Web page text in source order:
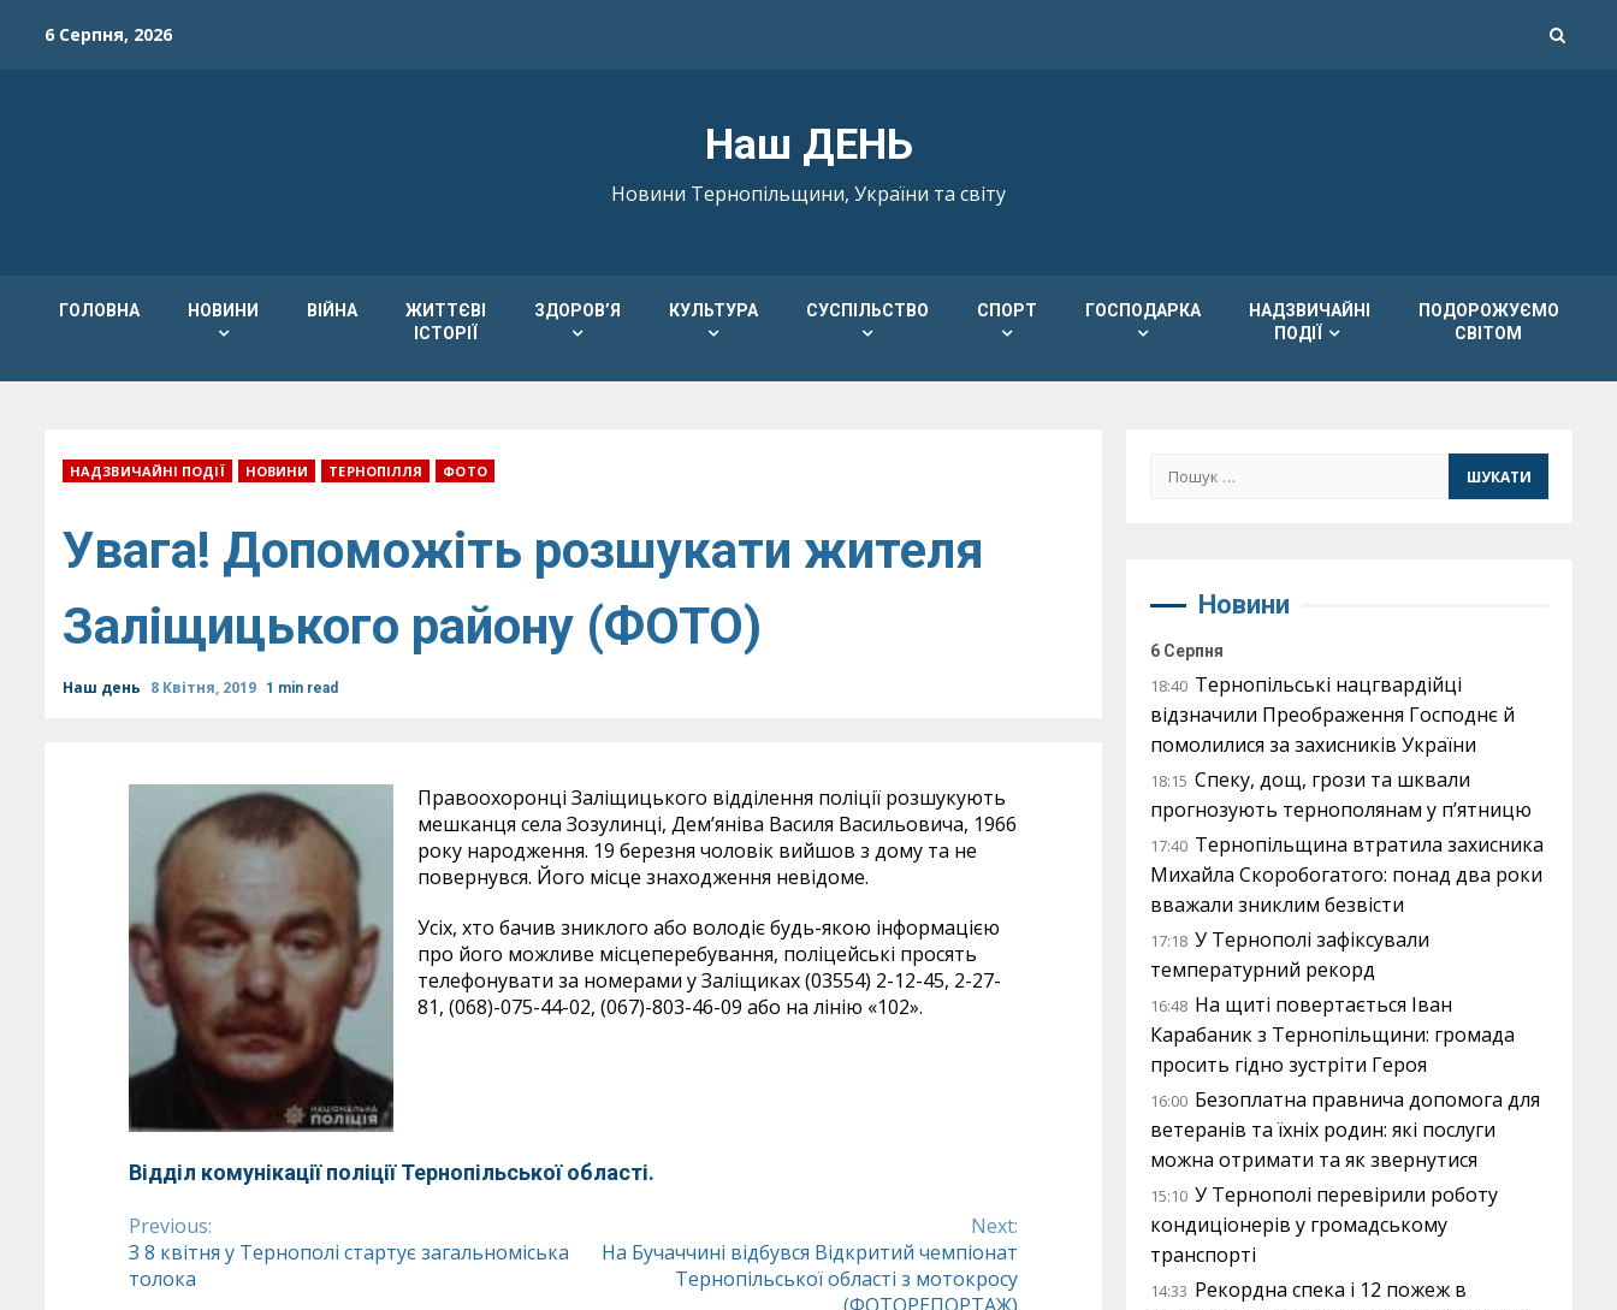
6 Серпня, 2026
Наш ДЕНЬ
Новини Тернопільщини, України та світу
ГОЛОВНА НОВИНИ ВІЙНА
ЖИТТЄВІ
ІСТОРІЇ
ЗДОРОВ’Я КУЛЬТУРА СУСПІЛЬСТВО СПОРТ ГОСПОДАРКА
НАДЗВИЧАЙНІ
ПОДІЇ
ПОДОРОЖУЄМО
СВІТОМ
НАДЗВИЧАЙНІ ПОДІЇ НОВИНИ ТЕРНОПІЛЛЯ ФОТО
Увага! Допоможіть розшукати жителя
Заліщицького району (ФОТО)
Наш день 8 Квітня, 2019 1 min read
Правоохоронці Заліщицького відділення поліції розшукують
мешканця села Зозулинці, Дем’яніва Василя Васильовича, 1966
року народження. 19 березня чоловік вийшов з дому та не
повернувся. Його місце знаходження невідоме.
Усіх, хто бачив зниклого або володіє будь-якою інформацією
про його можливе місцеперебування, поліцейські просять
телефонувати за номерами у Заліщиках (03554) 2-12-45, 2-27-
81, (068)-075-44-02, (067)-803-46-09 або на лінію «102».
Відділ комунікації поліції Тернопільської області.
Continue
Reading
Previous:
З 8 квітня у Тернополі стартує загальноміська
толока
Next:
На Бучаччині відбувся Відкритий чемпіонат
Тернопільської області з мотокросу
Пошук:
Новини
6 Серпня
18:40 Тернопільські нацгвардійці
відзначили Преображення Господнє й
помолилися за захисників України
18:15 Спеку, дощ, грози та шквали
прогнозують тернополянам у п’ятницю
17:40 Тернопільщина втратила захисника
Михайла Скоробогатого: понад два роки
вважали зниклим безвісти
17:18 У Тернополі зафіксували
температурний рекорд
16:48 На щиті повертається Іван
Карабаник з Тернопільщини: громада
просить гідно зустріти Героя
16:00 Безоплатна правнича допомога для
ветеранів та їхніх родин: які послуги
можна отримати та як звернутися
15:10 У Тернополі перевірили роботу
кондиціонерів у громадському
транспорті
14:33 Рекордна спека і 12 пожеж в